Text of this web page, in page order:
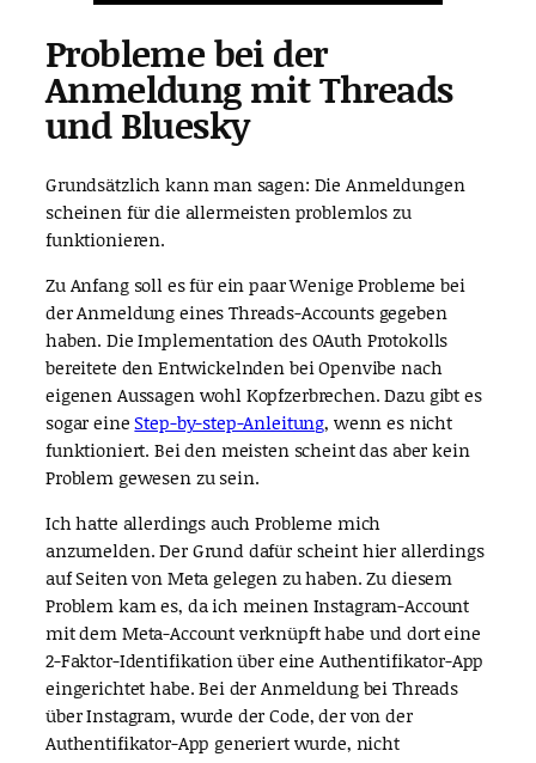
Probleme bei der
Anmeldung mit Threads
und Bluesky
Grundsätzlich kann man sagen: Die Anmeldungen
scheinen für die allermeisten problemlos zu
funktionieren.
Zu Anfang soll es für ein paar Wenige Probleme bei
der Anmeldung eines Threads-Accounts gegeben
haben. Die Implementation des OAuth Protokolls
bereitete den Entwickelnden bei Openvibe nach
eigenen Aussagen wohl Kopfzerbrechen. Dazu gibt es
sogar eineStep-by-step-Anleitung, wenn es nicht
funktioniert. Bei den meisten scheint das aber kein
Problem gewesen zu sein.
Ich hatte allerdings auch Probleme mich
anzumelden. Der Grund dafür scheint hier allerdings
auf Seiten von Meta gelegen zu haben. Zu diesem
Problem kam es, da ich meinen Instagram-Account
mit dem Meta-Account verknüpft habe und dort eine
2-Faktor-Identifikation über eine Authentifikator-App
eingerichtet habe. Bei der Anmeldung bei Threads
über Instagram, wurde der Code, der von der
Authentifikator-App generiert wurde, nicht